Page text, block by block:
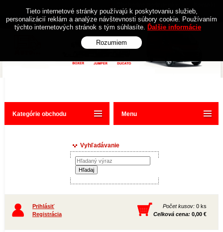
Kategórie obchodu
Vyhľadávanie
Prihlásiť
Registrácia
Počet kusov: 0 ks
Celková cena: 0,00 €
Menu
Tieto internetové stránky používajú k poskytovaniu služieb,
personalizácií reklám a analýze návštevnosti súbory cookie. Používaním
týchto internetových stránok s tým súhlasíte. Ďalšie informácie
Rozumiem